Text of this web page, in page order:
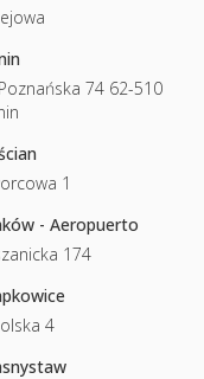
74 62-510
1
- Aeropuerto
174
4